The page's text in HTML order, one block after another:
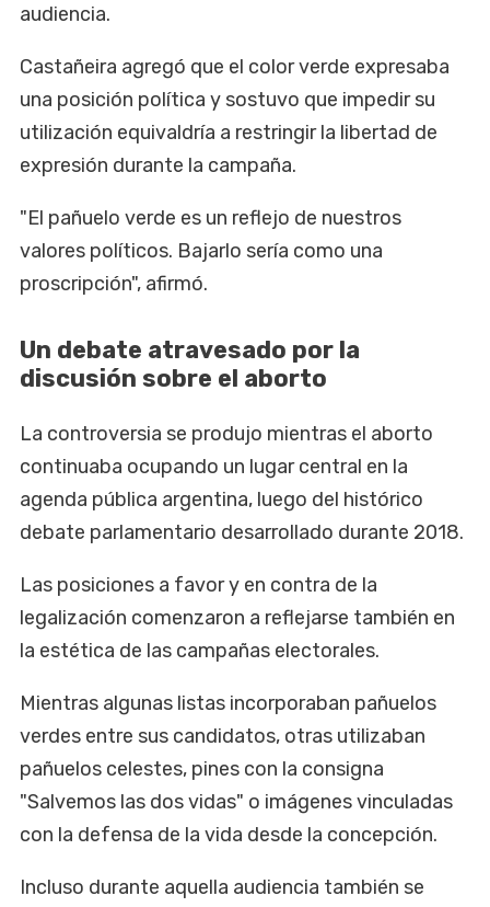
audiencia.
Castañeira agregó que el color verde expresaba
una posición política y sostuvo que impedir su
utilización equivaldría a restringir la libertad de
expresión durante la campaña.
"El pañuelo verde es un reflejo de nuestros
valores políticos. Bajarlo sería como una
proscripción", afirmó.
Un debate atravesado por la
discusión sobre el aborto
La controversia se produjo mientras el aborto
continuaba ocupando un lugar central en la
agenda pública argentina, luego del histórico
debate parlamentario desarrollado durante 2018.
Las posiciones a favor y en contra de la
legalización comenzaron a reflejarse también en
la estética de las campañas electorales.
Mientras algunas listas incorporaban pañuelos
verdes entre sus candidatos, otras utilizaban
pañuelos celestes, pines con la consigna
"Salvemos las dos vidas" o imágenes vinculadas
con la defensa de la vida desde la concepción.
Incluso durante aquella audiencia también se